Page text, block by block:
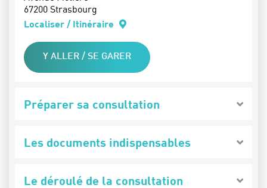
67200 Strasbourg
Localiser / Itinéraire
Y ALLER / SE GARER
Préparer sa consultation
Les documents indispensables
Le déroulé de la consultation